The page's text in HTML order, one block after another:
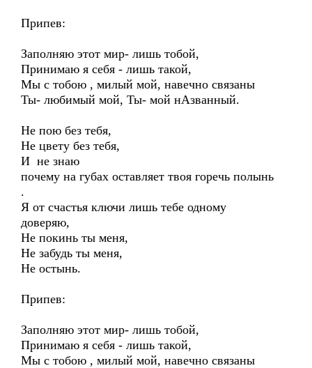
Припев:
Заполняю этот мир- лишь тобой,
Принимаю я себя - лишь такой,
Мы с тобою , милый мой, навечно связаны
Ты- любимый мой, Ты- мой нАзванный.
Не пою без тебя,
Не цвету без тебя,
И не знаю
почему на губах оставляет твоя горечь полынь
.
Я от счастья ключи лишь тебе одному
доверяю,
Не покинь ты меня,
Не забудь ты меня,
Не остынь.
Припев:
Заполняю этот мир- лишь тобой,
Принимаю я себя - лишь такой,
Мы с тобою , милый мой, навечно связаны